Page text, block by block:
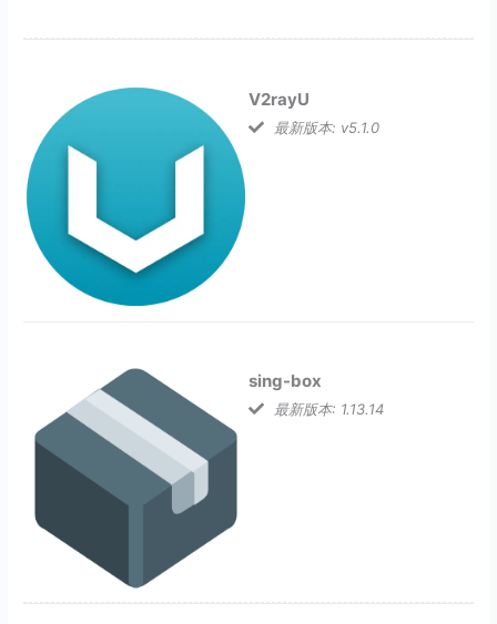
V2rayU
最新版本: v5.1.0
sing-box
最新版本: 1.13.14